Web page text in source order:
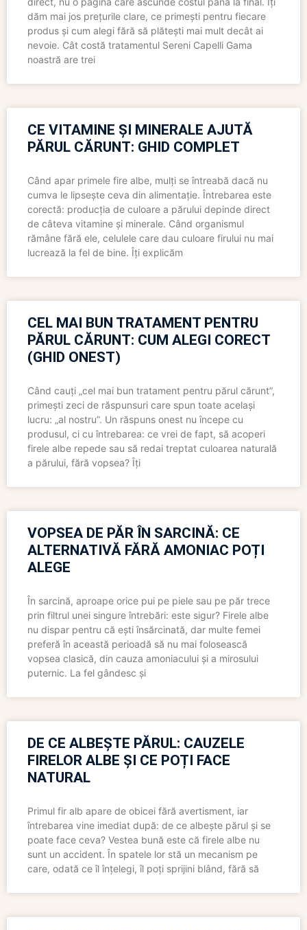
dăm mai jos prețurile clare, ce primești pentru fiecare
produs și cum alegi fără să plătești mai mult decât ai
nevoie. Cât costă tratamentul Sereni Capelli Gama
noastră are trei
CE VITAMINE ȘI MINERALE AJUTĂ
PĂRUL CĂRUNT: GHID COMPLET
Când apar primele fire albe, mulți se întreabă dacă nu
cumva le lipsește ceva din alimentație. Întrebarea este
corectă: producția de culoare a părului depinde direct
de câteva vitamine și minerale. Când organismul
rămâne fără ele, celulele care dau culoare firului nu mai
lucrează la fel de bine. Îți explicăm
CEL MAI BUN TRATAMENT PENTRU
PĂRUL CĂRUNT: CUM ALEGI CORECT
(GHID ONEST)
Când cauți „cel mai bun tratament pentru părul cărunt”,
primești zeci de răspunsuri care spun toate același
lucru: „al nostru”. Un răspuns onest nu începe cu
produsul, ci cu întrebarea: ce vrei de fapt, să acoperi
firele albe repede sau să redai treptat culoarea naturală
a părului, fără vopsea? Îți
VOPSEA DE PĂR ÎN SARCINĂ: CE
ALTERNATIVĂ FĂRĂ AMONIAC POȚI
ALEGE
În sarcină, aproape orice pui pe piele sau pe păr trece
prin filtrul unei singure întrebări: este sigur? Firele albe
nu dispar pentru că ești însărcinată, dar multe femei
preferă în această perioadă să nu mai folosească
vopsea clasică, din cauza amoniacului și a mirosului
puternic. La fel gândesc și
DE CE ALBEȘTE PĂRUL: CAUZELE
FIRELOR ALBE ȘI CE POȚI FACE
NATURAL
Primul fir alb apare de obicei fără avertisment, iar
întrebarea vine imediat după: de ce albește părul și se
poate face ceva? Vestea bună este că firele albe nu
sunt un accident. În spatele lor stă un mecanism pe
care, odată ce îl înțelegi, îl poți sprijini blând, fără să